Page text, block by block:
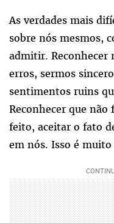
As verdades mais
sobre nós mesmos,
admitir. Reconhecer
erros, sermos
sentimentos ruins
Reconhecer que
feito, aceitar o fato
em nós. Isso é